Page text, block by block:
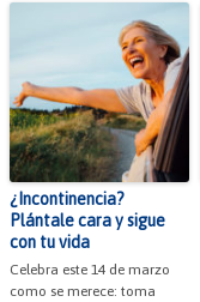
¿Incontinencia?
Plántale cara y sigue
con tu vida
Celebra este 14 de marzo
como se merece: toma